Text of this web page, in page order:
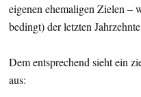
eigenen ehemaligen Zielen –
bedingt) der letzten
Dem entsprechend sieht ein
aus: